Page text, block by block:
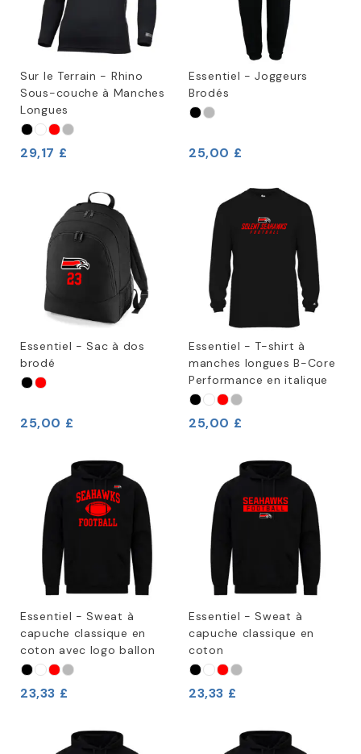
Sur le Terrain - Rhino
Sous-couche à Manches
Longues
29,17 £
Essentiel - Joggeurs
Brodés
25,00 £
Essentiel - Sac à dos
brodé
25,00 £
Essentiel - T-shirt à
manches longues B-Core
Performance en italique
25,00 £
Essentiel - Sweat à
capuche classique en
coton avec logo ballon
23,33 £
Essentiel - Sweat à
capuche classique en
coton
23,33 £